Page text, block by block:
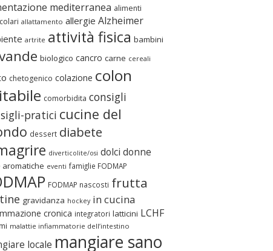
mediterranea alimenti
allattamento allergie Alzheimer
artrite attività fisica bambini
biologico cancro carne cereali
chetogenico colazione colon
comorbidita consigli
pratici cucine del
dessert diabete
diverticolite/osi dolci donne
aromatiche eventi famiglie FODMAP
FODMAP nascosti frutta
gravidanza hockey in cucina
cronica integratori latticini LCHF
malattie infiammatorie dell’intestino
locale mangiare sano